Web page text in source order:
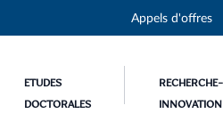
Appels d'offres
ETUDES
DOCTORALES
RECHERCHE-
INNOVATION